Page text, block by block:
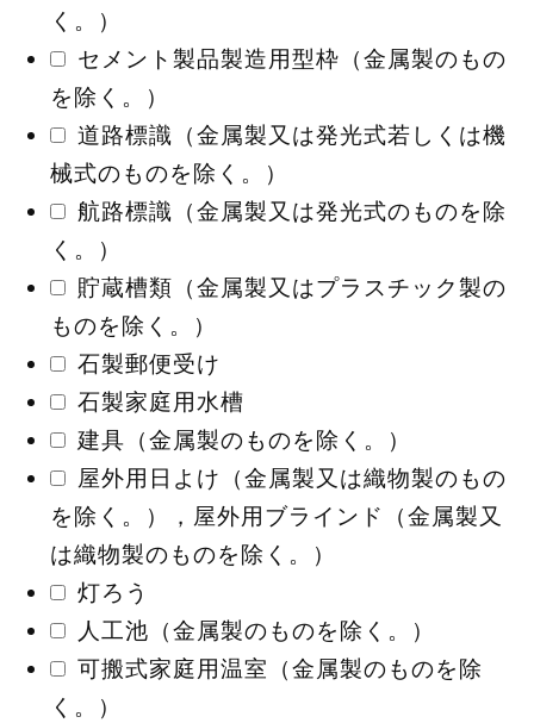
く。）
セメント製品製造用型枠（金属製のもの
を除く。）
道路標識（金属製又は発光式若しくは機
械式のものを除く。）
航路標識（金属製又は発光式のものを除
く。）
貯蔵槽類（金属製又はプラスチック製の
ものを除く。）
石製郵便受け
石製家庭用水槽
建具（金属製のものを除く。）
屋外用日よけ（金属製又は織物製のもの
を除く。），屋外用ブラインド（金属製又
は織物製のものを除く。）
灯ろう
人工池（金属製のものを除く。）
可搬式家庭用温室（金属製のものを除
く。）